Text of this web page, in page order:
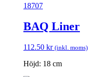
18707
BAQ Liner
112.50 kr (inkl. moms)
Höjd: 18 cm